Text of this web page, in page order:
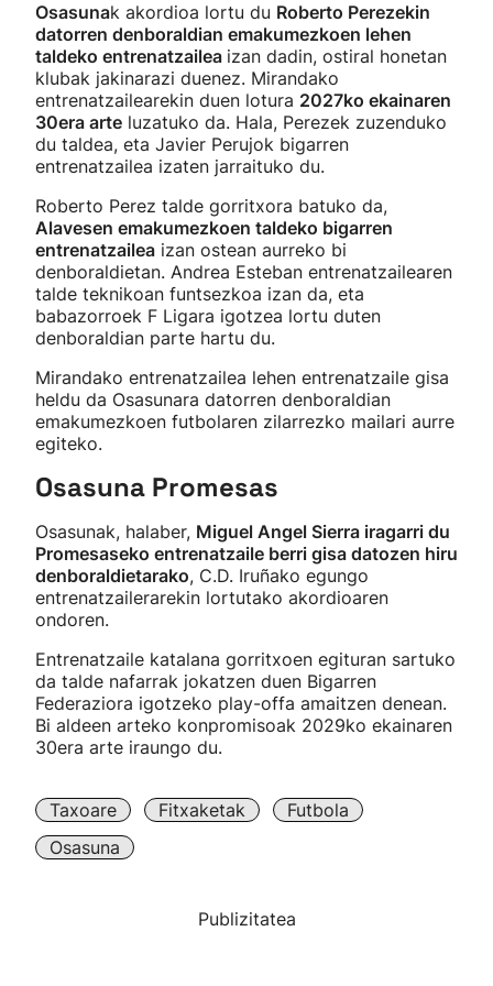
Osasunak akordioa lortu du Roberto Perezekin
datorren denboraldian emakumezkoen lehen
taldeko entrenatzailea izan dadin, ostiral honetan
klubak jakinarazi duenez. Mirandako
entrenatzailearekin duen lotura 2027ko ekainaren
30era arte luzatuko da. Hala, Perezek zuzenduko
du taldea, eta Javier Perujok bigarren
entrenatzailea izaten jarraituko du.
Roberto Perez talde gorritxora batuko da,
Alavesen emakumezkoen taldeko bigarren
entrenatzailea izan ostean aurreko bi
denboraldietan. Andrea Esteban entrenatzailearen
talde teknikoan funtsezkoa izan da, eta
babazorroek F Ligara igotzea lortu duten
denboraldian parte hartu du.
Mirandako entrenatzailea lehen entrenatzaile gisa
heldu da Osasunara datorren denboraldian
emakumezkoen futbolaren zilarrezko mailari aurre
egiteko.
Osasuna Promesas
Osasunak, halaber, Miguel Angel Sierra iragarri du
Promesaseko entrenatzaile berri gisa datozen hiru
denboraldietarako, C.D. Iruñako egungo
entrenatzailerarekin lortutako akordioaren
ondoren.
Entrenatzaile katalana gorritxoen egituran sartuko
da talde nafarrak jokatzen duen Bigarren
Federaziora igotzeko play-offa amaitzen denean.
Bi aldeen arteko konpromisoak 2029ko ekainaren
30era arte iraungo du.
Taxoare Fitxaketak
Futbola
Osasuna
Publizitatea